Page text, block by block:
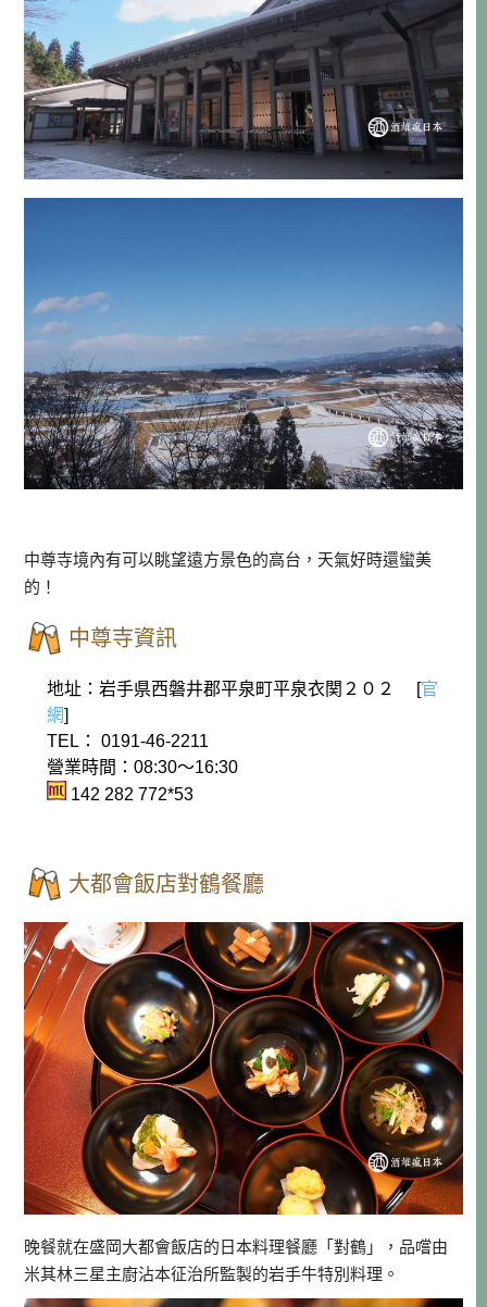
中尊寺境內有可以眺望遠方景色的高台，天氣好時還蠻美
的！
中尊寺資訊
地址：岩手県西磐井郡平泉町平泉衣関２０２ [官
網]
TEL： 0191-46-2211
營業時間：08:30～16:30
142 282 772*53
大都會飯店對鶴餐廳
晚餐就在盛岡大都會飯店的日本料理餐廳「對鶴」，品嚐由
米其林三星主廚沾本征治所監製的岩手牛特別料理。